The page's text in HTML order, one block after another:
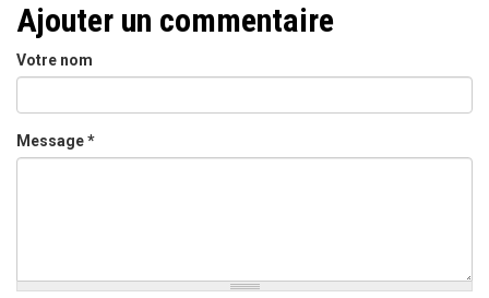
Ajouter un commentaire
Votre nom
Message*